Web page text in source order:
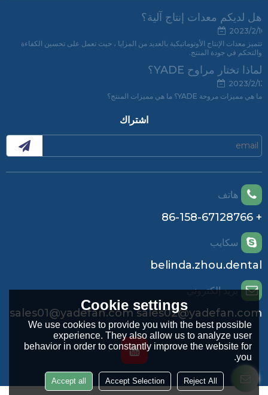
هل لديكم معدات إنتاج آلية؟
2023/2/16
تتميز معدات الإنتاج الأوتوماتيكية بالعديد من المزايا ، حيث تعمل على تحسين الكفاءة
والتحكم في جودة المنتج.
لماذا تختار مراوح YADE؟
2023/2/13
ما هي مميزات مروحة YADE؟ ما هي مميزات المنتج؟
اشتراك
هاتف
+ 86-158-67128766
سكايب
belinda.zhou.dental
بريد إلكتروني
sales01@yadefan.com sales02@yadefan.com
Cookie settings
We use cookies to provide you with the best possible
experience. They also allow us to analyze user
behavior in order to constantly improve the website for
you.
Reject All
Accept Selection
Accept all